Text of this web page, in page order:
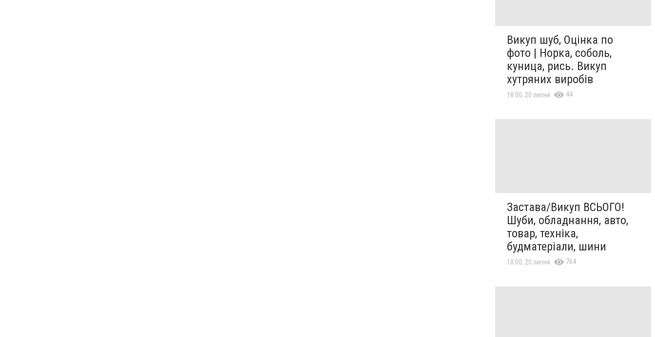
Викуп шуб, Оцінка по
фото | Норка, соболь,
куница, рись. Викуп
хутряних виробів
18:00, 20 липня 44
Застава/Викуп ВСЬОГО!
Шуби, обладнання, авто,
товар, техніка,
будматеріали, шини
18:00, 20 липня 764